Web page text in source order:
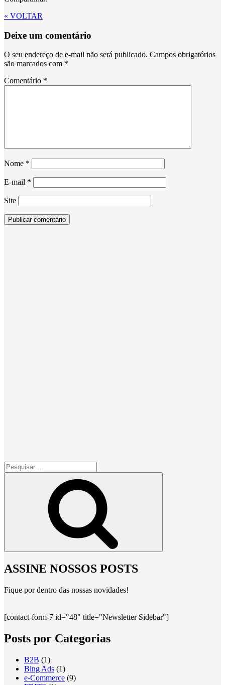
« VOLTAR
Deixe um comentário
O seu endereço de e-mail não será publicado. Campos obrigatórios
são marcados com *
Comentário *
Nome *
E-mail *
Site
Pesquisar
por:
ASSINE NOSSOS POSTS
Fique por dentro das nossas novidades!
[contact-form-7 id="48" title="Newsletter Sidebar"]
Posts por Categorias
B2B (1)
Bing Ads (1)
e-Commerce (9)